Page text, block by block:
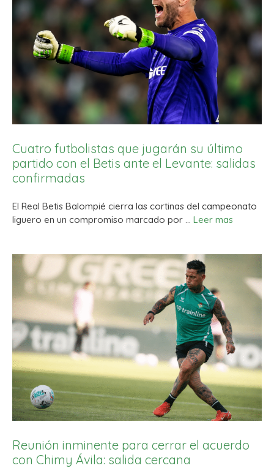
Cuatro futbolistas que jugarán su último
partido con el Betis ante el Levante: salidas
confirmadas
El Real Betis Balompié cierra las cortinas del campeonato
liguero en un compromiso marcado por … Leer mas
Reunión inminente para cerrar el acuerdo
con Chimy Ávila: salida cercana